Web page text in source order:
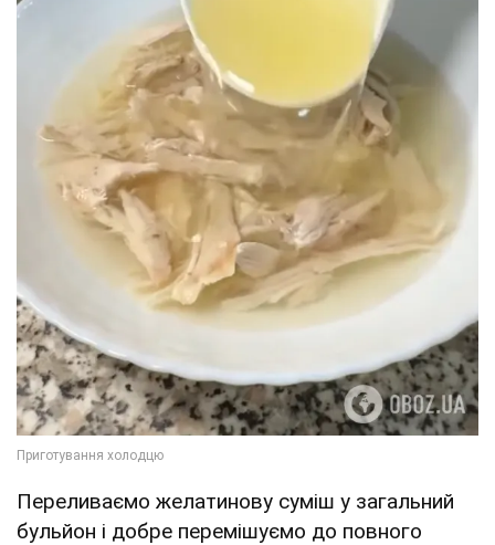
Переливаємо желатинову суміш у загальний
бульйон і добре перемішуємо до повного